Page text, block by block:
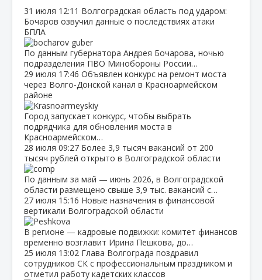
31 июля 12:11 Волгоградская область под ударом:
Бочаров озвучил данные о последствиях атаки
БПЛА
По данным губернатора Андрея Бочарова, ночью
подразделения ПВО Минобороны России…
29 июля 17:46 Объявлен конкурс на ремонт моста
через Волго‑Донской канал в Красноармейском
районе
Город запускает конкурс, чтобы выбрать
подрядчика для обновления моста в
Красноармейском…
28 июля 09:27 Более 3,9 тысяч вакансий от 200
тысяч рублей открыто в Волгоградской области
По данным за май — июнь 2026, в Волгоградской
области размещено свыше 3,9 тыс. вакансий с…
27 июля 15:16 Новые назначения в финансовой
вертикали Волгоградской области
В регионе — кадровые подвижки: комитет финансов
временно возглавит Ирина Пешкова, до…
25 июля 13:02 Глава Волгограда поздравил
сотрудников СК с профессиональным праздником и
отметил работу кадетских классов